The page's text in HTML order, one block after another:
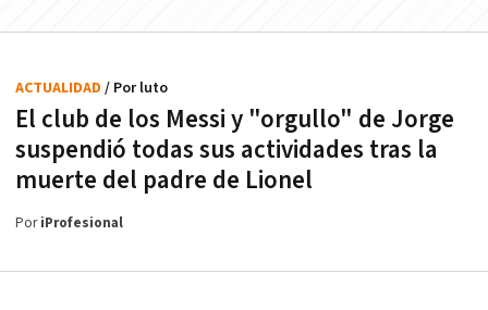
El club de los Messi y "orgullo" de Jorge
suspendió todas sus actividades tras la
muerte del padre de Lionel
ACTUALIDAD / Por luto
PoriProfesional